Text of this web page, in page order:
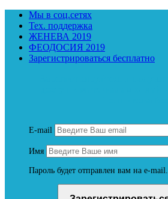
Мы в соц.сетях
Тех. поддержка
ЖЕНЕВА 2019
ФЕОДОСИЯ 2019
Зарегистрироваться бесплатно
E-mail
Имя
Пароль будет отправлен вам на e-mail.